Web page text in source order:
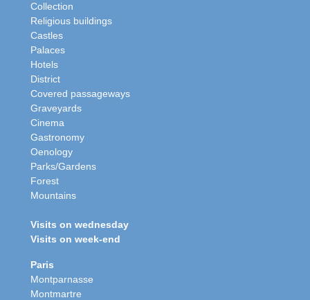
Collection
Religious buildings
Castles
Palaces
Hotels
District
Covered passageways
Graveyards
Cinema
Gastronomy
Oenology
Parks/Gardens
Forest
Mountains
Visits on wednesday
Visits on week-end
Paris
Montparnasse
Montmartre